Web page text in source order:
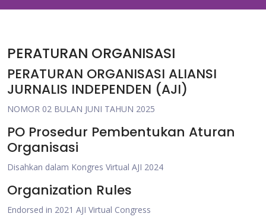
PERATURAN ORGANISASI
PERATURAN ORGANISASI ALIANSI
JURNALIS INDEPENDEN (AJI)
NOMOR 02 BULAN JUNI TAHUN 2025
PO Prosedur Pembentukan Aturan
Organisasi
Disahkan dalam Kongres Virtual AJI 2024
Organization Rules
Endorsed in 2021 AJI Virtual Congress